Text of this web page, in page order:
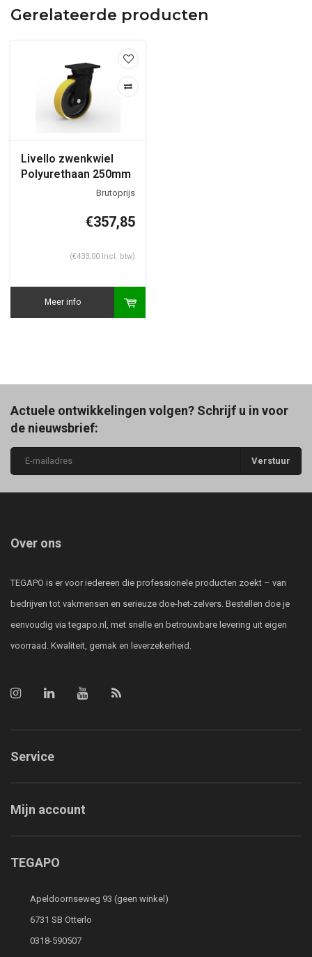
Gerelateerde producten
Livello zwenkwiel
Polyurethaan 250mm
€357,85
(€433,00 Incl. btw)
Meer info
Actuele ontwikkelingen volgen? Schrijf u in voor
de nieuwsbrief:
Verstuur
Over ons
TEGAPO is er voor iedereen die professionele producten zoekt – van
bedrijven tot vakmensen en serieuze doe-het-zelvers. Bestellen doe je
eenvoudig via tegapo.nl, met snelle en betrouwbare levering uit eigen
voorraad. Kwaliteit, gemak en leverzekerheid.
Service
Mijn account
TEGAPO
Apeldoornseweg 93 (geen winkel)
6731 SB Otterlo
0318-590507